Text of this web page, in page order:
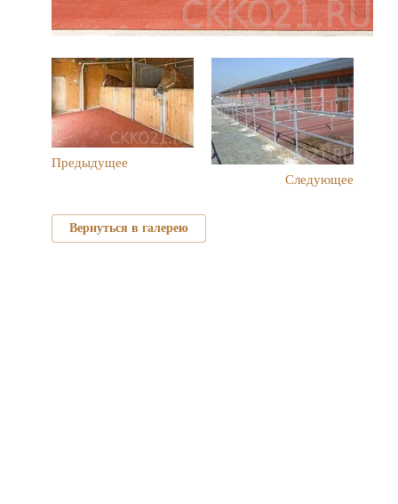
Предыдущее
Следующее
Вернуться в галерею